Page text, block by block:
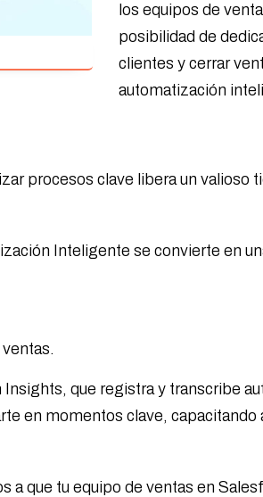
los equipos de
posibilidad de
clientes y cerrar
automatización
procesos clave libera un
Inteligente se convierte en
que registra y transcribe
en momentos clave,
que tu equipo de ventas en